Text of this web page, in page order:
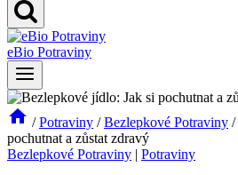
eBio Potraviny
/ Potraviny / Bezlepkové Potraviny /
pochutnat a zůstat zdravý
Bezlepkové Potraviny | Potraviny